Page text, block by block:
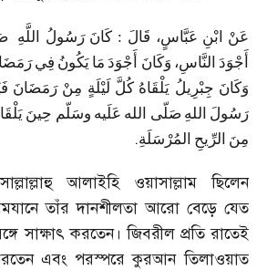
عَنْ ابْنِ عَبَّاسٍ، قَالَ :كَانَ رَسُولُ اللَّهِ
أَجْوَدَ النَّاسِ، وَكَانَ أَجْوَدَ مَا يَكُونُ فِي
وَكَانَ جِبْرِيلُ يَلْقَاهُ كُلَّ لَيْلَةٍ مِنْ رَمَضَانَ
رَسُولَ اللهِ صَلّى الله عَلَيه وسَلّم حِينَ
مِنَ الرِّيحِ المُرْسَلَةِ.
আলাইহি ওয়াসাল্লাম ছিলেন
তাঁর দানশীলতা আরো বেড়ে যেত
সাক্ষাৎ করতেন। জিবরীল প্রতি রাতেই
এবং পরস্পরে কুরআন তিলাওয়াত